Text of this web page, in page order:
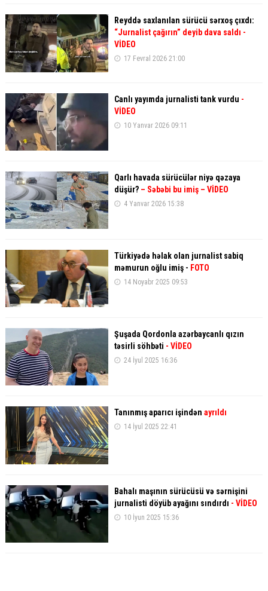
Reyddə saxlanılan sürücü sərxoş çıxdı:
“Jurnalist çağırın” deyib dava saldı -
VİDEO
17 Fevral 2026 21:00
Canlı yayımda jurnalisti tank vurdu -
VİDEO
10 Yanvar 2026 09:11
Qarlı havada sürücülər niyə qəzaya
düşür? – Səbəbi bu imiş – VİDEO
4 Yanvar 2026 15:38
Türkiyədə həlak olan jurnalist sabiq
məmurun oğlu imiş - FOTO
14 Noyabr 2025 09:53
Şuşada Qordonla azərbaycanlı qızın
təsirli söhbəti - VİDEO
24 İyul 2025 16:36
Tanınmış aparıcı işindən ayrıldı
14 İyul 2025 22:41
Bahalı maşının sürücüsü və sərnişini
jurnalisti döyüb ayağını sındırdı - VİDEO
10 İyun 2025 15:36